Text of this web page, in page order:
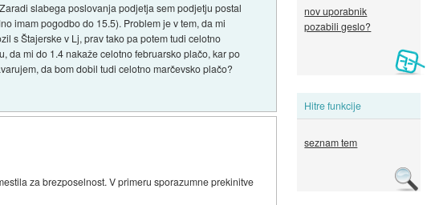
nov uporabnik
pozabili geslo?
Hitre funkcije
seznam tem
slabega poslovanja podjetja sem podjetju postal
imam pogodbo do 15.5). Problem je v tem, da mi
s Štajerske v Lj, prav tako pa potem tudi celotno
da mi do 1.4 nakaže celotno februarsko plačo, kar po
da bom dobil tudi celotno marčevsko plačo?
za brezposelnost. V primeru sporazumne prekinitve